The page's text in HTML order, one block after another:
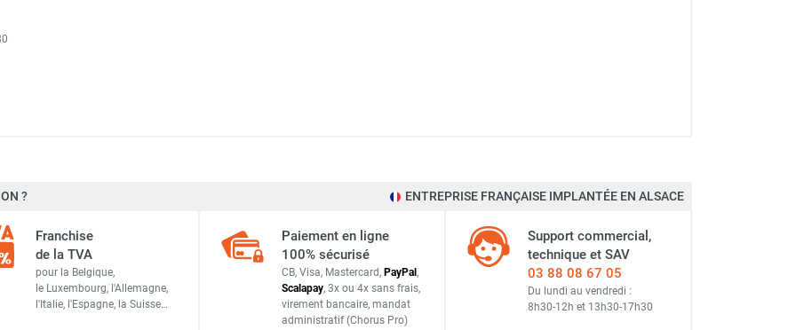
Polyéthylène moyenne densité, acier galvanisé, acier inox
4 mm en moyenne
Voir tableau des compatibilités via fiche produit
239 x 110 x 300 cm
fût et caillebotis petits récipients - Pour huiles, lubrifiants - CEMO
? ENTREPRISE FRANÇAISE IMPLANTÉE EN ALSACE
Franchise
de la TVA
pour la Belgique,
le Luxembourg, l'Allemagne,
l'Italie, l'Espagne, la Suisse…
Paiement en ligne
100% sécurisé
CB, Visa, Mastercard, PayPal ,
Scalapay, 3x ou 4x sans frais,
virement bancaire, mandat
administratif (Chorus Pro)
Support commercial,
technique et SAV
03 88 08 67 05
Du lundi au vendredi :
8h30-12h et 13h30-17h30